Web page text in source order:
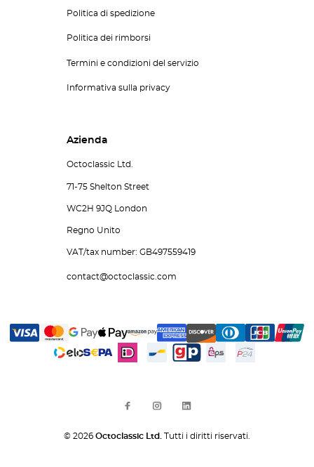
Politica di spedizione
Politica dei rimborsi
Termini e condizioni del servizio
Informativa sulla privacy
Azienda
Octoclassic Ltd.
71-75 Shelton Street
WC2H 9JQ London
Regno Unito
VAT/tax number: GB497559419
contact@octoclassic.com
© 2026 Octoclassic Ltd. Tutti i diritti riservati.